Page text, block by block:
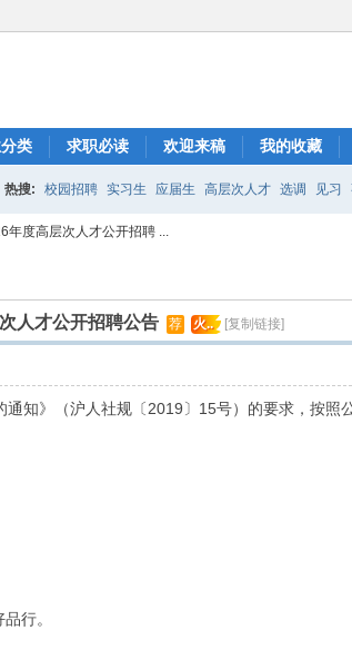
类 求职必读 欢迎来稿 我的收藏
热搜: 校园招聘 实习生 应届生 高层次人才 选调 见习
年度高层次人才公开招聘 ...
人才公开招聘公告 荐 火.. [复制链接]
》（沪人社规〔2019〕15号）的要求，按照
行。